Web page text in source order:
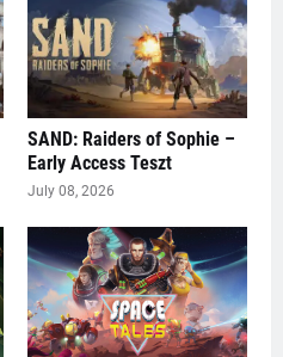
SAND: Raiders of Sophie –
Early Access Teszt
July 08, 2026